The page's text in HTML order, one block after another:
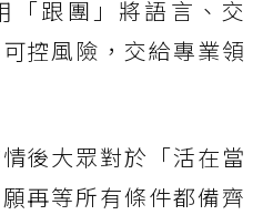
「跟團」將語言、交
控風險，交給專業領
後大眾對於「活在當
再等所有條件都備齊